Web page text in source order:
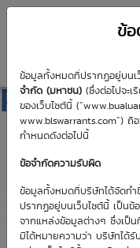
ข้อ
ข้อมูลทั้งหมดที่ปรากฏอยู่บนเ
จำกัด (มหาชน) (ซึ่งต่อไปจะเ
ของเว็บไซต์นี้
www.blswarrants.com”) ถื
กำหนดดังต่อไปนี้
ข้อจำกัดความรับผิด
ข้อมูลทั้งหมดที่บริษัทได้จัดทำ
ปรากฏอยู่บนเว็บไซต์นี้ เป็น
จากแหล่งข้อมูลต่างๆ ซึ่งเป็
มิได้หมายความว่า บริษัทได้
วันซื้อขายวันแรก
20 มี.ค. 2569